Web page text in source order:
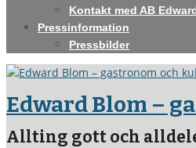
Kontakt med AB
Pressinformation
Pressbilder
Edward Blom –
Allting gott och